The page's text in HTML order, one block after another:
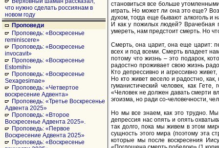
что нужно сделать россиянам в
новом году
Проповеди
Проповедь: «Воскресенье
reminiscere»
Проповедь: «Воскресенье
invocavit»
Проповедь: «Воскресенье
Estomihi»
Проповедь: «Воскресенье
Sexagesimae»
Проповедь: «Четвертое
воскресение Адвента»
Проповедь: «Третье Воскресенье
Адвента 2025»
Проповедь: «Второе
Воскресенье Адвента 2025».
Проповедь: «Первое
Воскресение Адвента 2025»
Проповедь: «Воскресенье
становиться все больше
играть. Но может ли она это еще?
духом, тогда еще бывают алкоголь и
И как у пожилых людей? Врачебная
умереть, нам предстоит смерть. Но
Смерть, она царит, она еще царит:
всех и под всеми. Смерть владеет
потому что жизнь – это подарок,
радостно проживает свою жизнь
Кто депрессивно и агрессивно
Но кто живет весело и радостно,
гуманистический человек, как
«Человек не должен давать смерти
эгоизма, но ради со-человечности,
Но мы все знаем, как это трудно.
депрессия нас опять и опять
так долго, пока мы живем в этом
сущность этого мира (поэтому эта
которые мы после воскресения